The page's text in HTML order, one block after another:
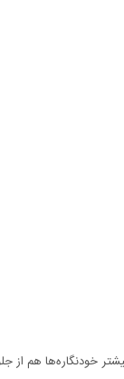
خودنگاره‌ها هم از